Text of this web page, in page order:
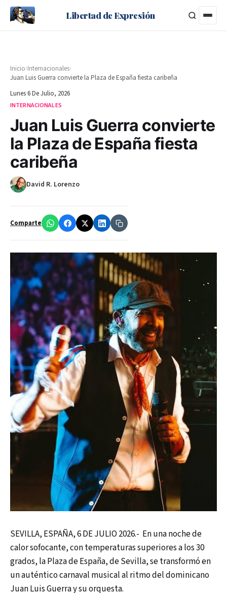
Libertad de Expresión
Inicio›Internacionales›
Juan Luis Guerra convierte la Plaza de España fiesta caribeña
Lunes 6 De Julio, 2026
INTERNACIONALES
Juan Luis Guerra convierte
la Plaza de España fiesta
caribeña
David R. Lorenzo
Comparte
SEVILLA, ESPAÑA, 6 DE JULIO 2026.- En una noche de
calor sofocante, con temperaturas superiores a los 30
grados, la Plaza de España, de Sevilla, se transformó en
un auténtico carnaval musical al ritmo del dominicano
Juan Luis Guerra y su orquesta.